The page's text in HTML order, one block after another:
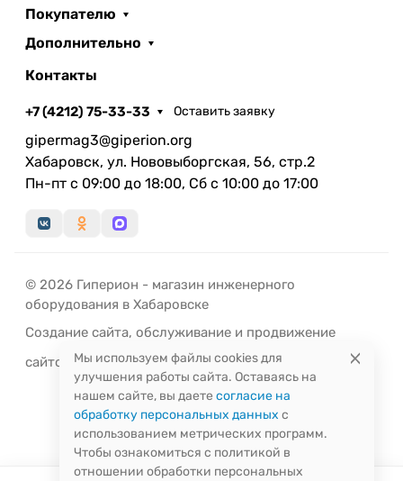
одношнековый механизм подачи топлива c
использованием защиты от заклинивания шнека
низкое сопротивление топки.
Безопасность
система «антидым» предотвращает появление
автоматический и ручной режимы работы котла.
возможность установки блока ТЭН с автоматикой
(опция);
возможно подключение удаленного доступа к
управлению котлом: GSM-модуль (опция).
клапан охлаждения топливопровода (опция);
комнатный термостат (опция).
Покупателю
Дополнительно
Контакты
+7 (4212) 75-33-33 Оставить заявку
gipermag3@giperion.org
Хабаровск, ул. Нововыборгская, 56, стр.2
Пн-пт с 09:00 до 18:00, Сб с 10:00 до 17:00
© 2026 Гиперион - магазин инженерного
оборудования в Хабаровске
Создание сайта, обслуживание и продвижение
сайтов
-РЭДЛАЙН
Мы используем файлы cookies для
улучшения работы сайта. Оставаясь на
нашем сайте, вы даете согласие на
обработку персональных данных с
использованием метрических программ.
Чтобы ознакомиться с политикой в
отношении обработки персональных